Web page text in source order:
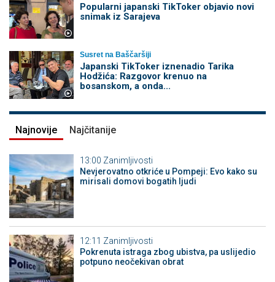
Popularni japanski TikToker objavio novi
snimak iz Sarajeva
Susret na Baščaršiji
Japanski TikToker iznenadio Tarika
Hodžića: Razgovor krenuo na
bosanskom, a onda...
Najnovije Najčitanije
13:00 Zanimljivosti
Nevjerovatno otkriće u Pompeji: Evo kako su
mirisali domovi bogatih ljudi
12:11 Zanimljivosti
Pokrenuta istraga zbog ubistva, pa uslijedio
potpuno neočekivan obrat